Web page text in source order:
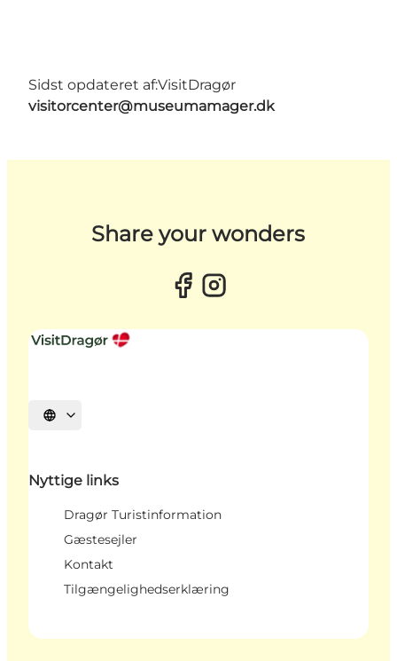
Sidst opdateret af:VisitDragør
visitorcenter@museumamager.dk
Share your wonders
Vælg sprog
Nyttige links
Dragør Turistinformation
Gæstesejler
Kontakt
Tilgængelighedserklæring